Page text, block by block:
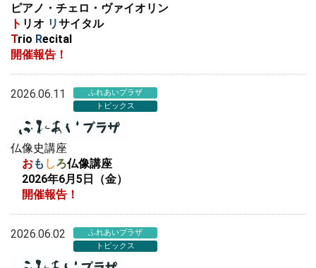
ピアノ・チェロ・ヴァイオリン
ト リオ リサイタル
Trio Recital
開催報告！
2026.06.11
ふれあいプラザ
トピックス
仏像史講座
おも しろ仏像講座
2026年6月5日（金）
開催報告！
2026.06.02
ふれあいプラザ
トピックス